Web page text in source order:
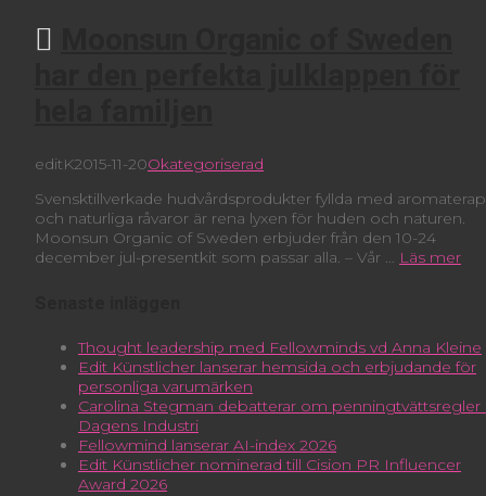
editK2015-11-20Okategoriserad
Svensktillverkade hudvårdsprodukter fyllda med
och naturliga råvaror är rena lyxen för huden och naturen.
Moonsun Organic of Sweden erbjuder från den 10-24
december jul-presentkit som passar alla. – Vår … Läs mer
Thought leadership med Fellowminds vd Anna Kleine
Edit Künstlicher lanserar hemsida och erbjudande för
personliga varumärken
Carolina Stegman debatterar om penningtvättsregler
Dagens Industri
Fellowmind lanserar AI-index 2026
Edit Künstlicher nominerad till Cision PR Influencer
Award 2026